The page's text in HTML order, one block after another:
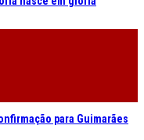
para Guimarães